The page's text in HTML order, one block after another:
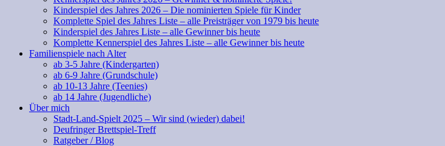
Kinderspiel des Jahres 2026 – Die nominierten Spiele für Kinder
Komplette Spiel des Jahres Liste – alle Preisträger von 1979 bis heute
Kinderspiel des Jahres Liste – alle Gewinner bis heute
Komplette Kennerspiel des Jahres Liste – alle Gewinner bis heute
Familienspiele nach Alter
ab 3-5 Jahre (Kindergarten)
ab 6-9 Jahre (Grundschule)
ab 10-13 Jahre (Teenies)
ab 14 Jahre (Jugendliche)
Über mich
Stadt-Land-Spielt 2025 – Wir sind (wieder) dabei!
Deufringer Brettspiel-Treff
Ratgeber / Blog